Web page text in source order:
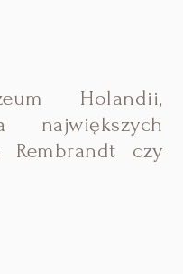
Holandii,
największych
czy